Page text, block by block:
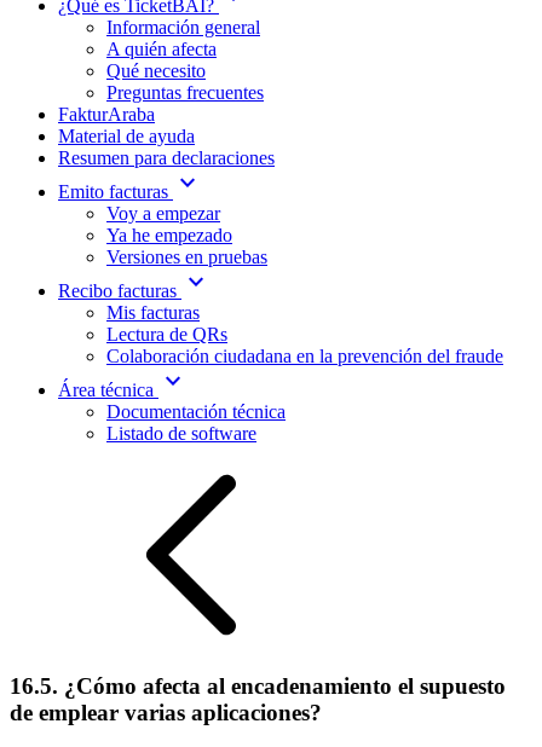
¿Qué es TicketBAI?
Información general
A quién afecta
Qué necesito
Preguntas frecuentes
FakturAraba
Material de ayuda
Resumen para declaraciones
Emito facturas expand_more
Voy a empezar
Ya he empezado
Versiones en pruebas
Recibo facturas expand_more
Mis facturas
Lectura de QRs
Colaboración ciudadana en la prevención del fraude
Área técnica
expand_more
Documentación técnica
Listado de software
16.5. ¿Cómo afecta al encadenamiento el supuesto
de emplear varias aplicaciones?